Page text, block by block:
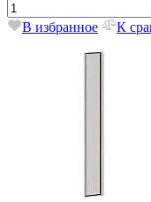
В избранное К